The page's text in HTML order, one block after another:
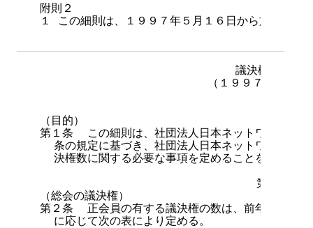
附則２
１ この細則は、１９９７年５月１６日から施行する
議決権数に関
（１９９７年５月１
（目的）
第１条  この細則は、社団法人日本ネットワークイ
条の規定に基づき、社団法人日本ネットワークイ
決権数に関する必要な事項を定めることを目的と
第２章 議
（総会の議決権）
第２条  正会員の有する議決権の数は、前年度２月
  に応じて次の表により定める。